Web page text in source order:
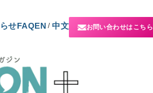
せFAQEN /中文 お問い合わせはこちら